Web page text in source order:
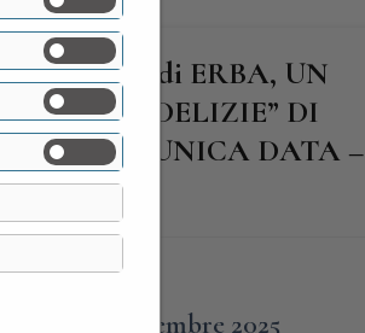
di ERBA, UN
DI DELIZIE” DI
– UNICA DATA –
27 Dicembre 2025